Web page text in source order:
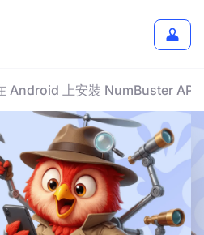
Android 上安裝 NumBuster